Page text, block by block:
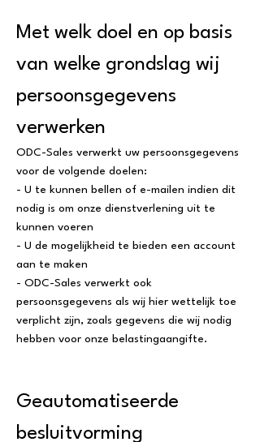
Met welk doel en op basis
van welke grondslag wij
persoonsgegevens
verwerken
ODC-Sales verwerkt uw persoonsgegevens
voor de volgende doelen:
- U te kunnen bellen of e-mailen indien dit
nodig is om onze dienstverlening uit te
kunnen voeren
- U de mogelijkheid te bieden een account
aan te maken
- ODC-Sales verwerkt ook
persoonsgegevens als wij hier wettelijk toe
verplicht zijn, zoals gegevens die wij nodig
hebben voor onze belastingaangifte.
Geautomatiseerde
besluitvorming